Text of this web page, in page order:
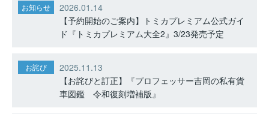
お知らせ
2026.01.14
【予約開始のご案内】トミカプレミアム公式ガイ
ド『トミカプレミアム大全2』3/23発売予定
お詫び
2025.11.13
【お詫びと訂正】『プロフェッサー吉岡の私有貨
車図鑑 令和復刻増補版』